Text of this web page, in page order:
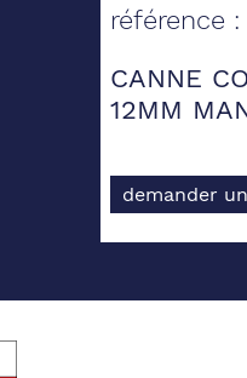
référence :
CANNE
12MM
demander